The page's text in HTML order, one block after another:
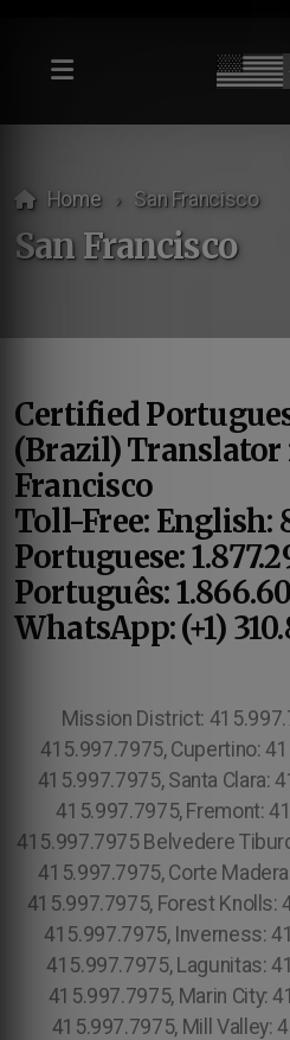
Home San Francisco
San Francisco
Certified
(Brazil) Translator
Francisco
Toll-Free: English:
Portuguese:
Português:
WhatsApp: (+1)
Mission District:
415.997.7975, Cupertino:
415.997.7975, Santa Clara:
415.997.7975, Fremont:
415.997.7975 Belvedere
415.997.7975, Corte
415.997.7975, Forest Knolls:
415.997.7975, Inverness:
415.997.7975, Lagunitas:
415.997.7975, Marin City:
415.997.7975, Mill Valley: